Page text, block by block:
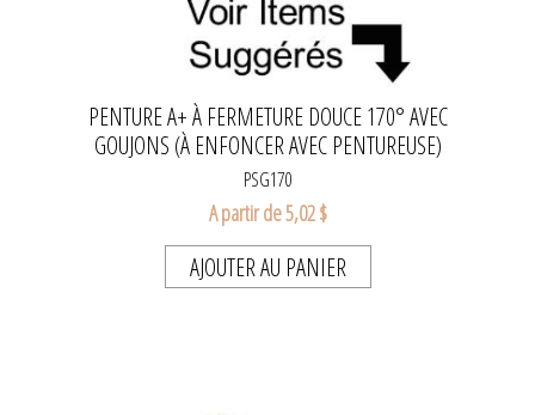
PENTURE A+ À FERMETURE DOUCE 170° AVEC
GOUJONS (À ENFONCER AVEC PENTUREUSE)
PSG170
A partir de 5,02 $
AJOUTER AU PANIER